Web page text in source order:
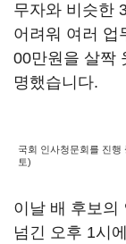
무자와 비슷한
어려워 여러 업
00만원을 살짝
명했습니다.
국회 인사청문회를 진행
토)
이날 배 후보의
넘긴 오후 1시